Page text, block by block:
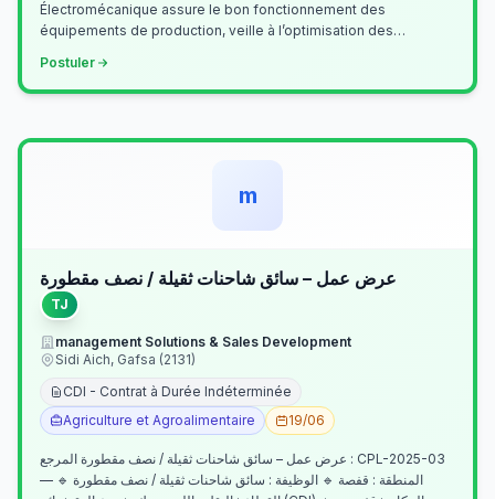
Électromécanique assure le bon fonctionnement des
équipements de production, veille à l’optimisation des
Postuler
m
عرض عمل – سائق شاحنات ثقيلة / نصف مقطورة
TJ
management Solutions & Sales Development
Sidi Aich, Gafsa (2131)
CDI - Contrat à Durée Indéterminée
Agriculture et Agroalimentaire
19/06
عرض عمل – سائق شاحنات ثقيلة / نصف مقطورة المرجع : CPL-2025-03
— المنطقة : قفصة 🔹 الوظيفة : سائق شاحنات ثقيلة / نصف مقطورة 🔹